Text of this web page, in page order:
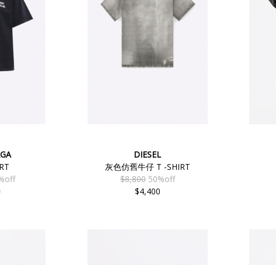
DIESEL
灰色仿舊牛仔 T -SHIRT
$8,800 50%off
$4,400